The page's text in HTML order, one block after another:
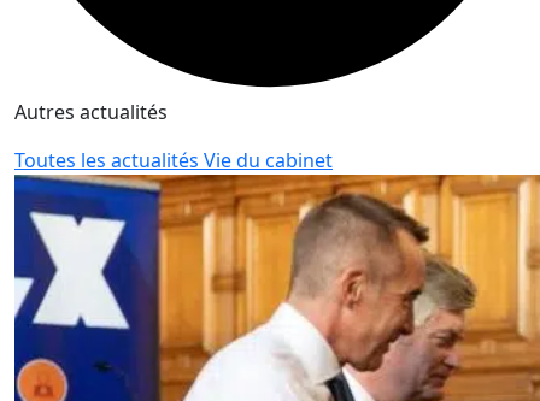
Autres actualités
Toutes les actualités Vie du cabinet